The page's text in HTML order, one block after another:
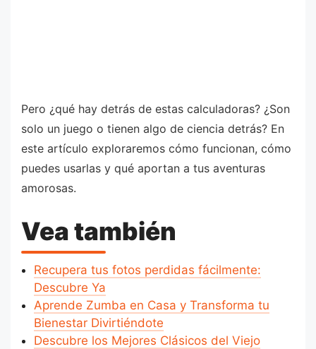
Pero ¿qué hay detrás de estas calculadoras? ¿Son
solo un juego o tienen algo de ciencia detrás? En
este artículo exploraremos cómo funcionan, cómo
puedes usarlas y qué aportan a tus aventuras
amorosas.
Vea también
Recupera tus fotos perdidas fácilmente:
Descubre Ya
Aprende Zumba en Casa y Transforma tu
Bienestar Divirtiéndote
Descubre los Mejores Clásicos del Viejo